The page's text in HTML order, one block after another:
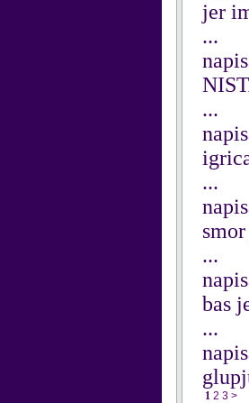
jer
...
...
...
...
bas
...
1 2 3 >